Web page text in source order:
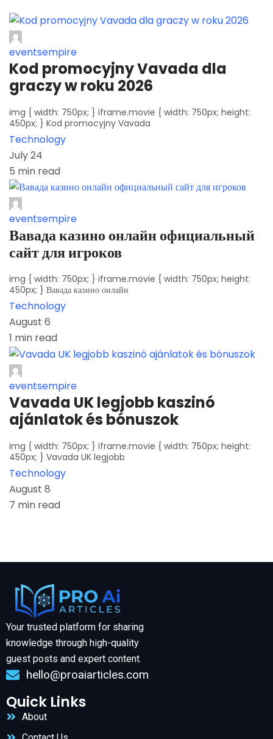
eventsempire
Kod promocyjny Vavada dla
graczy w roku 2026
img { width: 750px; } iframe.movie { width: 750px; height:
450px; } Kod promocyjny Vavada
Technology
July 24
5 min read
eventsempire
Вавада казино онлайн официальный
сайт для игроков
img { width: 750px; } iframe.movie { width: 750px; height:
450px; } Вавада казино онлайн
Technology
August 6
1 min read
eventsempire
Vavada UK legjobb kaszinó
ajánlatok és bónuszok
img { width: 750px; } iframe.movie { width: 750px; height:
450px; } Vavada UK legjobb
Technology
August 8
7 min read
Your trusted platform for sharing
knowledge through high-quality
guest posts and expert content.
hello@proaiarticles.com
Quick Links
About